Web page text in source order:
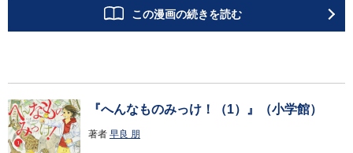
この漫画の続きを読む
『へんなものみっけ！（1）』（小学館）
著者 早良 朋